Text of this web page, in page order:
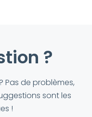
?
Pas de problèmes,
sont les
!